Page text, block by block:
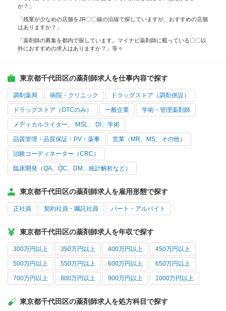
か？」
「残業が少なめの店舗をJR〇〇線の沿線で探していますが、おすすめの店舗
はありますか？」
「薬剤師の募集を都内で探しています。マイナビ薬剤師に載っている〇〇以
外におすすめの求人はありますか？」等々
東京都千代田区の薬剤師求人を仕事内容で探す
調剤薬局 病院・クリニック ドラッグストア（調剤併設）
ドラッグストア（OTCのみ） 一般企業 学術・管理薬剤師
メディカルライター、 MSL、 DI、学術
品質管理・品質保証・PV・薬事 営業（MR、MS、その他）
治験コーディネーター（CRC）
臨床開発（QA、QC、DM、統計解析など）
東京都千代田区の薬剤師求人を雇用形態で探す
正社員 契約社員・嘱託社員 パート・アルバイト
東京都千代田区の薬剤師求人を年収で探す
300万円以上 350万円以上 400万円以上 450万円以上
500万円以上 550万円以上 600万円以上 650万円以上
700万円以上 800万円以上 900万円以上 1000万円以上
東京都千代田区の薬剤師求人を処方科目で探す